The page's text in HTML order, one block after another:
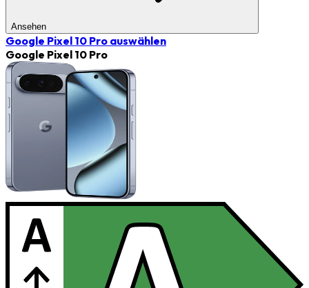
Ansehen
Google Pixel 10 Pro auswählen
Google Pixel 10 Pro